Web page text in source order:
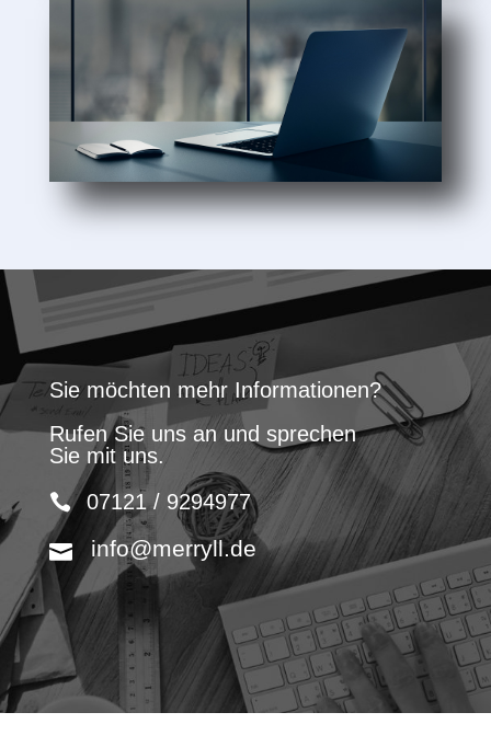
Sie möchten mehr Informationen?
Rufen Sie uns an und sprechen
Sie mit uns.
07121 / 9294977
info@merryll.de